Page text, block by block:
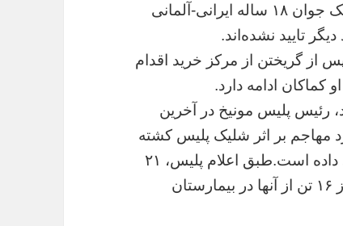
پلیس مونیخ اعلام کرده که این تیراندازی توسط یک جوان ۱۸ ساله ایرانی-آلمانی
تایید نشده‌اند.
دویچه وله، این جوان ۱۸ ساله پس از گریختن از مرکز خرید اقدام
ادامه دارد.
پلیس مونیخ در آخرین
مهاجم بر اثر شلیک پلیس کشته
شده و یا این که مرگ او بر اثر شلیک به خود روی داده است.طبق اعلام پلیس، ۲۱
تن در جریان این تیراندازی زخمی شده‌اند که هنوز ۱۶ تن از آنها در بیمارستان